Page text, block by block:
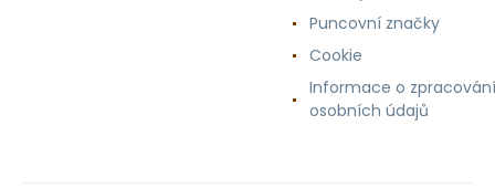
Puncovní značky
Cookie
Informace o zpracování
osobních údajů